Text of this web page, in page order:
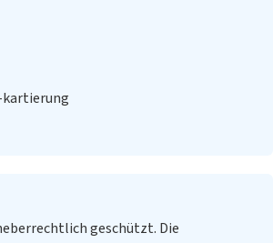
geschützt. Die